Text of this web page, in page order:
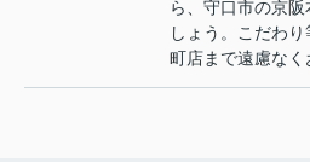
ら、守口市の京
しょう。こだわ
町店まで遠慮なく